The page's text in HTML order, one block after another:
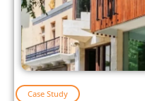
Case Study